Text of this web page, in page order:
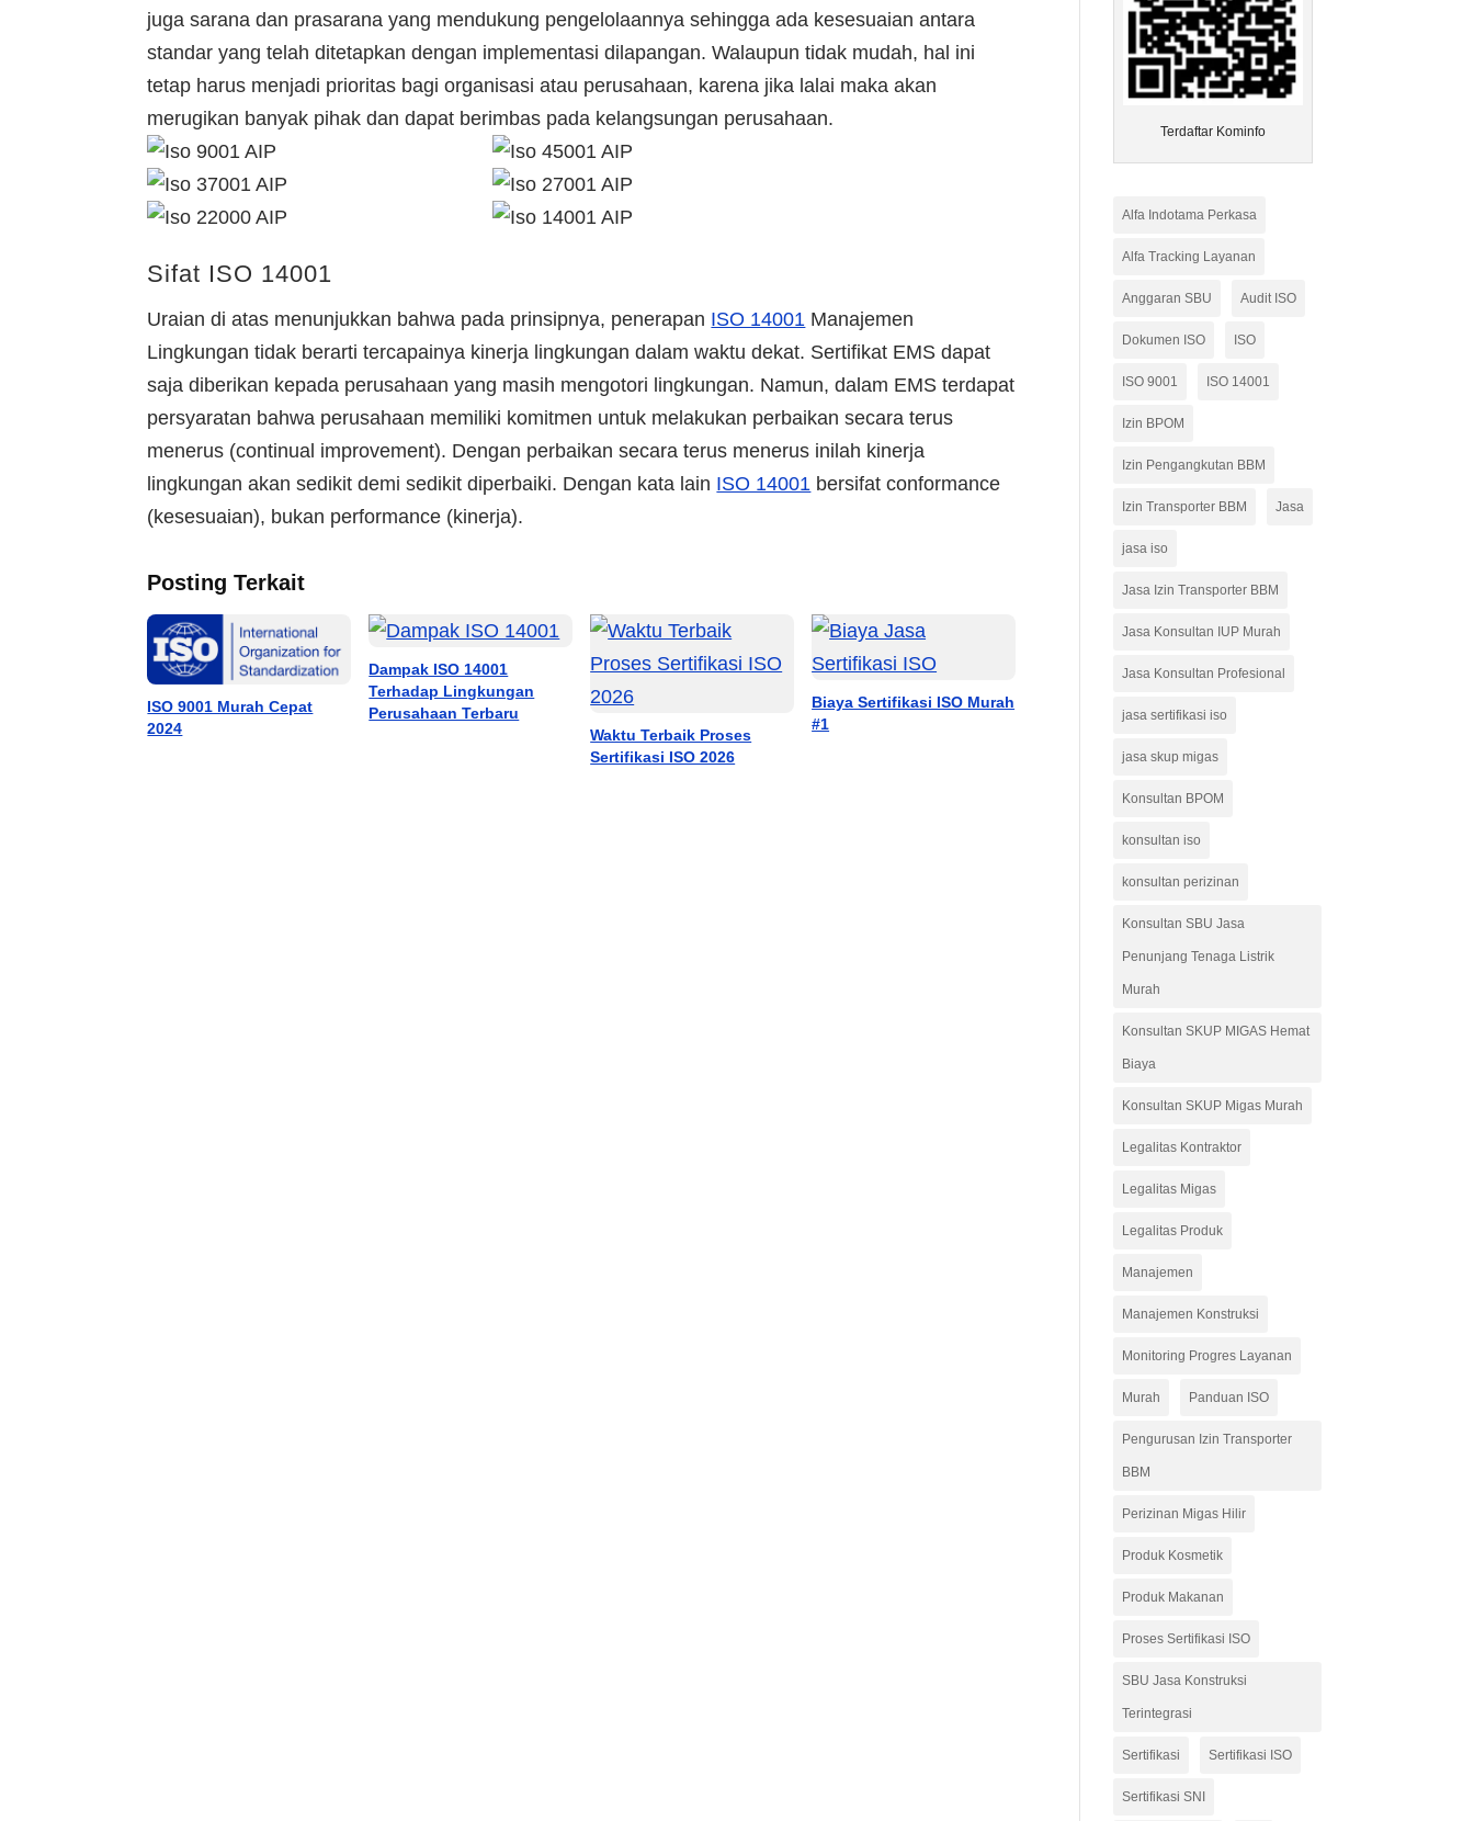
juga sarana dan prasarana yang mendukung pengelolaannya sehingga ada kesesuaian antara
standar yang telah ditetapkan dengan implementasi dilapangan. Walaupun tidak mudah, hal ini
tetap harus menjadi prioritas bagi organisasi atau perusahaan, karena jika lalai maka akan
merugikan banyak pihak dan dapat berimbas pada kelangsungan perusahaan.
Sifat ISO 14001
Uraian di atas menunjukkan bahwa pada prinsipnya, penerapan ISO 14001 Manajemen
Lingkungan tidak berarti tercapainya kinerja lingkungan dalam waktu dekat. Sertifikat EMS dapat
saja diberikan kepada perusahaan yang masih mengotori lingkungan. Namun, dalam EMS terdapat
persyaratan bahwa perusahaan memiliki komitmen untuk melakukan perbaikan secara terus
menerus (continual improvement). Dengan perbaikan secara terus menerus inilah kinerja
lingkungan akan sedikit demi sedikit diperbaiki. Dengan kata lain ISO 14001 bersifat conformance
(kesesuaian), bukan performance (kinerja).
Posting Terkait
ISO 9001 Murah Cepat
2024
Dampak ISO 14001
Terhadap Lingkungan
Perusahaan Terbaru
Waktu Terbaik Proses
Sertifikasi ISO 2026
Biaya Sertifikasi ISO Murah
#1
Terdaftar Kominfo
Alfa Indotama Perkasa
Alfa Tracking Layanan
Anggaran SBU Audit ISO
Dokumen ISO ISO
ISO 9001 ISO 14001
Izin BPOM
Izin Pengangkutan BBM
Izin Transporter BBM Jasa
jasa iso
Jasa Izin Transporter BBM
Jasa Konsultan IUP Murah
Jasa Konsultan Profesional
jasa sertifikasi iso
jasa skup migas
Konsultan BPOM
konsultan iso
konsultan perizinan
Konsultan SBU Jasa
Penunjang Tenaga Listrik
Murah
Konsultan SKUP MIGAS Hemat
Biaya
Konsultan SKUP Migas Murah
Legalitas Kontraktor
Legalitas Migas
Legalitas Produk
Manajemen
Manajemen Konstruksi
Monitoring Progres Layanan
Murah Panduan ISO
Pengurusan Izin Transporter
BBM
Perizinan Migas Hilir
Produk Kosmetik
Produk Makanan
Proses Sertifikasi ISO
SBU Jasa Konstruksi
Terintegrasi
Sertifikasi Sertifikasi ISO
Sertifikasi SNI